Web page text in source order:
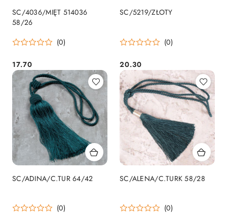
SC/4036/MIĘT 514036
58/26
(0)
Cena:
17.70
SC/5219/ZŁOTY
(0)
Cena:
20.30
SC/ADINA/C.TUR 64/42
(0)
SC/ALENA/C.TURK 58/28
(0)